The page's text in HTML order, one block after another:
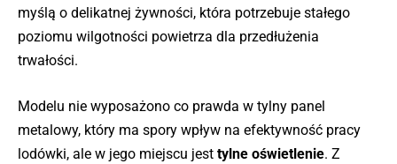
myślą o delikatnej żywności, która potrzebuje stałego
poziomu wilgotności powietrza dla przedłużenia
trwałości.
Modelu nie wyposażono co prawda w tylny panel
metalowy, który ma spory wpływ na efektywność pracy
lodówki, ale w jego miejscu jest tylne oświetlenie. Z